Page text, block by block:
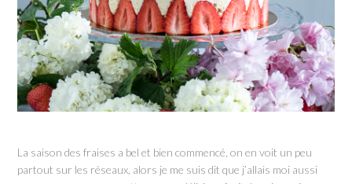
La saison des fraises a bel et bien commencé, on en voit un peu
partout sur les réseaux, alors je me suis dit que j’allais moi aussi